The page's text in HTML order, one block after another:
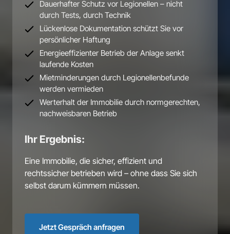
Dauerhafter Schutz vor Legionellen – nicht
durch Tests, durch Technik
Lückenlose Dokumentation schützt Sie vor
persönlicher Haftung
Energieeffizienter Betrieb der Anlage senkt
laufende Kosten
Mietminderungen durch Legionellenbefunde
werden vermieden
Werterhalt der Immobilie durch normgerechten,
nachweisbaren Betrieb
Ihr Ergebnis:
Eine Immobilie, die sicher, effizient
rechtssicher betrieben wird – ohne dass Sie
selbst darum kümmern müssen.
Jetzt Gespräch anfragen